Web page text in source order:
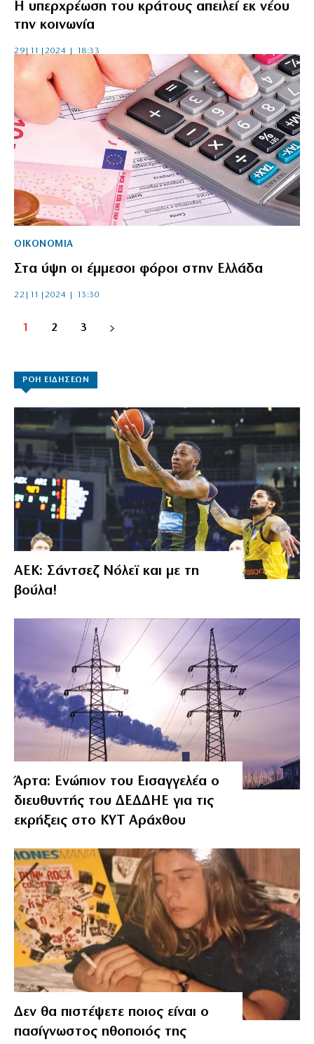
Η υπερχρέωση του κράτους απειλεί εκ νέου
την κοινωνία
29|11|2024 | 18:33
ΟΙΚΟΝΟΜΙΑ
Στα ύψη οι έμμεσοι φόροι στην Ελλάδα
22|11|2024 | 13:30
1 2 3
ΡΟΗ ΕΙΔΗΣΕΩΝ
ΑΕΚ: Σάντσεζ Νόλεϊ και με τη
βούλα!
Άρτα: Ενώπιον του Εισαγγελέα ο
διευθυντής του ΔΕΔΔΗΕ για τις
εκρήξεις στο ΚΥΤ Αράχθου
Δεν θα πιστέψετε ποιος είναι ο
πασίγνωστος ηθοποιός της